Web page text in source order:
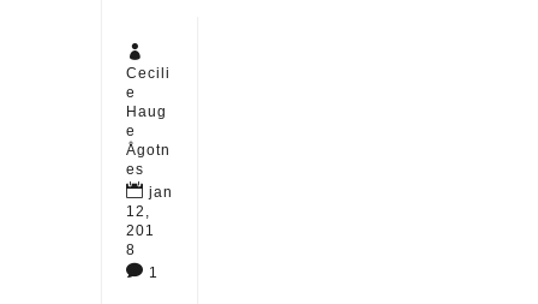

Cecili
e
Haug
e
Ågotn
es
 jan
12,
201
8
 1